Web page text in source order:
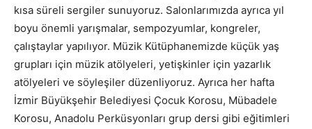
kısa süreli sergiler sunuyoruz. Salonlarımızda ayrıca yıl
boyu önemli yarışmalar, sempozyumlar, kongreler,
çalıştaylar yapılıyor. Müzik Kütüphanemizde küçük yaş
grupları için müzik atölyeleri, yetişkinler için yazarlık
atölyeleri ve söyleşiler düzenliyoruz. Ayrıca her hafta
İzmir Büyükşehir Belediyesi Çocuk Korosu, Mübadele
Korosu, Anadolu Perküsyonları grup dersi gibi eğitimleri